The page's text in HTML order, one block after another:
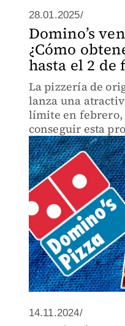
28.01.2025/
Domino’s
¿Cómo
hasta el 2 de
La pizzería de
lanza una
límite en febrero,
conseguir esta
14.11.2024/